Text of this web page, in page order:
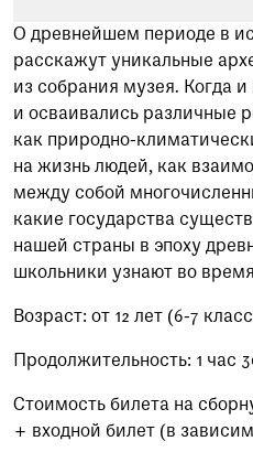
О древнейшем периоде в
расскажут уникальные
из собрания музея. Когда и
и осваивались различные
как природно-
на жизнь людей, как
между собой
какие государства
нашей страны в эпоху
школьники узнают во
Возраст: от 12 лет (6-7
Продолжительность: 1 час
Стоимость билета на
+ входной билет (в